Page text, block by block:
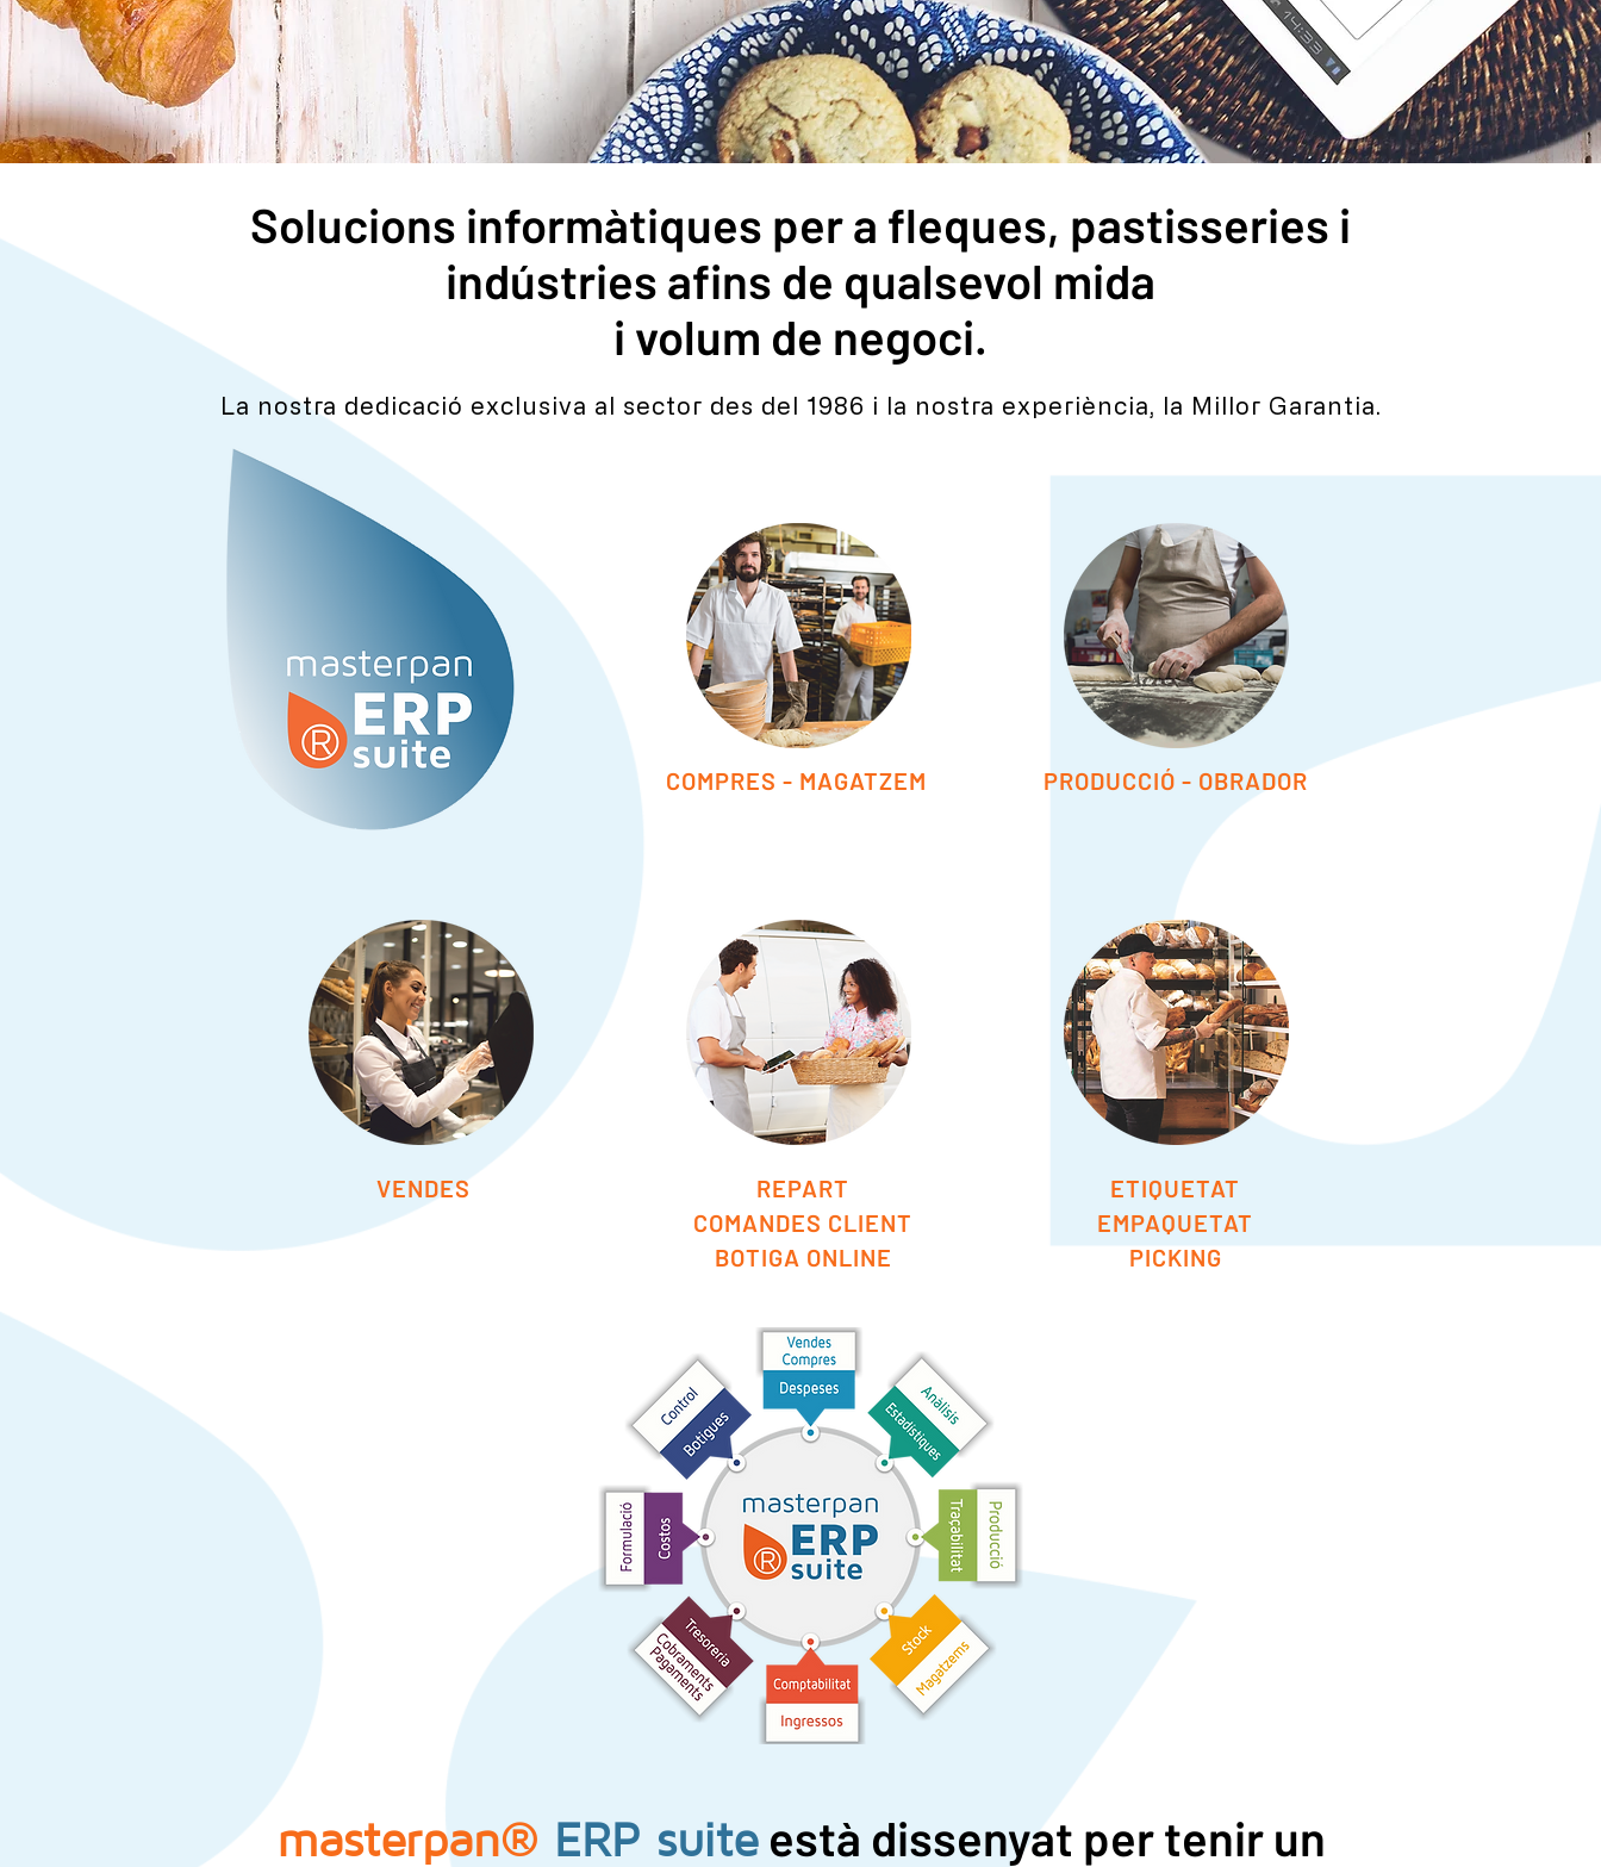
Solucions informàtiques per a fleques, pastisseries i
indústries afins de qualsevol mida
i volum de negoci.
La nostra dedicació exclusiva al sector des del 1986 i la nostra experiència, la Millor Garantia.
COMPRES - MAGATZEM PRODUCCIÓ - OBRADOR
VENDES
REPART
COMANDES CLIENT
BOTIGA ONLINE
ETIQUETAT
EMPAQUETAT
PICKING
masterpan® ERP suiteestà dissenyat per tenir un